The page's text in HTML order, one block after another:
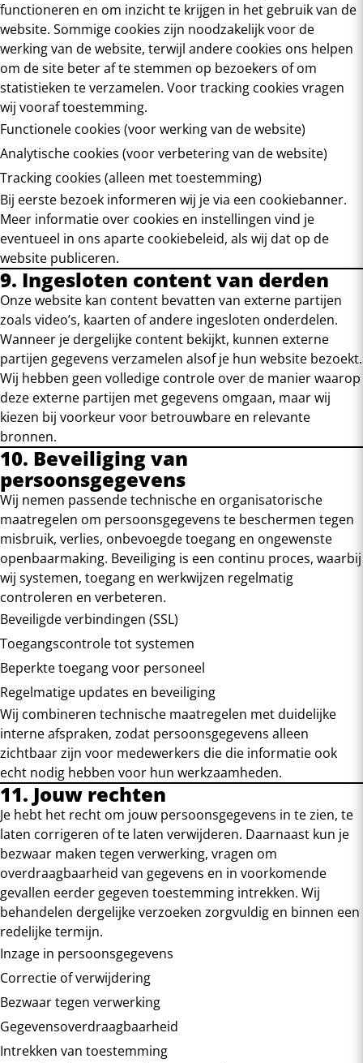
functioneren en om inzicht te krijgen in het gebruik van de
website. Sommige cookies zijn noodzakelijk voor de
werking van de website, terwijl andere cookies ons helpen
om de site beter af te stemmen op bezoekers of om
statistieken te verzamelen. Voor tracking cookies vragen
wij vooraf toestemming.
Functionele cookies (voor werking van de website)
Analytische cookies (voor verbetering van de website)
Tracking cookies (alleen met toestemming)
Bij eerste bezoek informeren wij je via een cookiebanner.
Meer informatie over cookies en instellingen vind je
eventueel in ons aparte cookiebeleid, als wij dat op de
website publiceren.
9. Ingesloten content van derden
Onze website kan content bevatten van externe partijen
zoals video’s, kaarten of andere ingesloten onderdelen.
Wanneer je dergelijke content bekijkt, kunnen externe
partijen gegevens verzamelen alsof je hun website bezoekt.
Wij hebben geen volledige controle over de manier waarop
deze externe partijen met gegevens omgaan, maar wij
kiezen bij voorkeur voor betrouwbare en relevante
bronnen.
10. Beveiliging van
persoonsgegevens
Wij nemen passende technische en organisatorische
maatregelen om persoonsgegevens te beschermen tegen
misbruik, verlies, onbevoegde toegang en ongewenste
openbaarmaking. Beveiliging is een continu proces, waarbij
wij systemen, toegang en werkwijzen regelmatig
controleren en verbeteren.
Beveiligde verbindingen (SSL)
Toegangscontrole tot systemen
Beperkte toegang voor personeel
Regelmatige updates en beveiliging
Wij combineren technische maatregelen met duidelijke
interne afspraken, zodat persoonsgegevens alleen
zichtbaar zijn voor medewerkers die die informatie ook
echt nodig hebben voor hun werkzaamheden.
11. Jouw rechten
Je hebt het recht om jouw persoonsgegevens in te zien, te
laten corrigeren of te laten verwijderen. Daarnaast kun je
bezwaar maken tegen verwerking, vragen om
overdraagbaarheid van gegevens en in voorkomende
gevallen eerder gegeven toestemming intrekken. Wij
behandelen dergelijke verzoeken zorgvuldig en binnen een
redelijke termijn.
Inzage in persoonsgegevens
Correctie of verwijdering
Bezwaar tegen verwerking
Gegevensoverdraagbaarheid
Intrekken van toestemming